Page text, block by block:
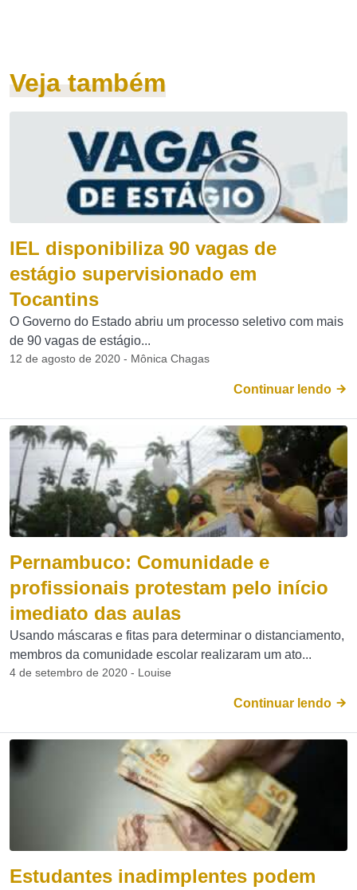
Veja também
IEL disponibiliza 90 vagas de
estágio supervisionado em
Tocantins
O Governo do Estado abriu um processo seletivo com mais
de 90 vagas de estágio...
12 de agosto de 2020 - Mônica Chagas
Continuar lendo
Pernambuco: Comunidade e
profissionais protestam pelo início
imediato das aulas
Usando máscaras e fitas para determinar o distanciamento,
membros da comunidade escolar realizaram um ato...
4 de setembro de 2020 - Louise
Continuar lendo
Estudantes inadimplentes podem